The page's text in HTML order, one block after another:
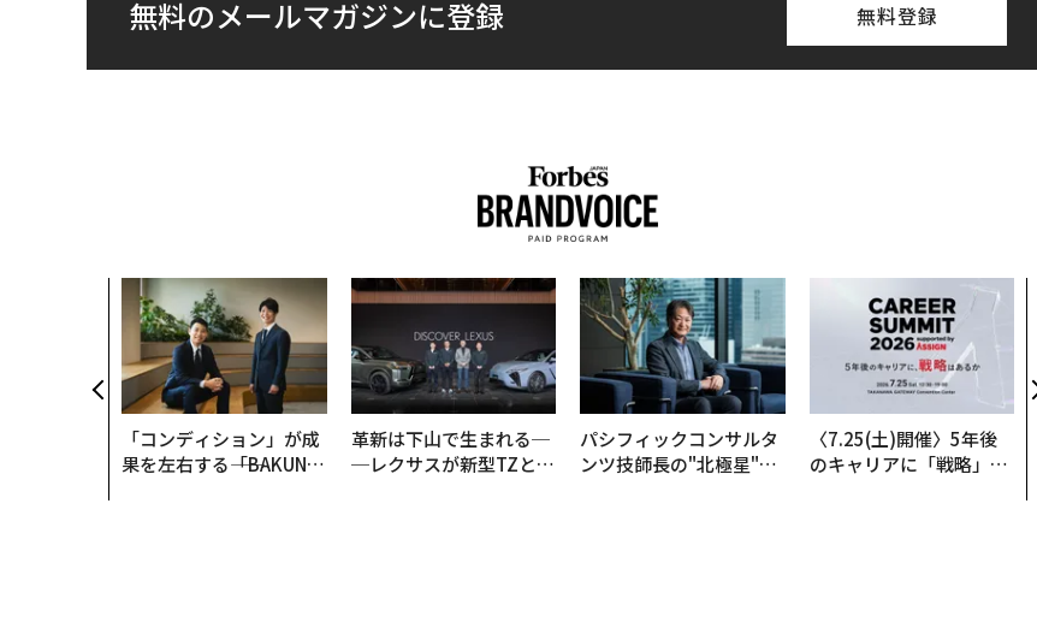
無料のメールマガジンに登録 無料登録
「コンディション」が成
果を左右する――「BAKUN
革新は下山で生まれる─
─レクサスが新型TZとE
パシフィックコンサルタ
ンツ技師長の"北極星"。
〈7.25(土)開催〉5年後
のキャリアに「戦略」は